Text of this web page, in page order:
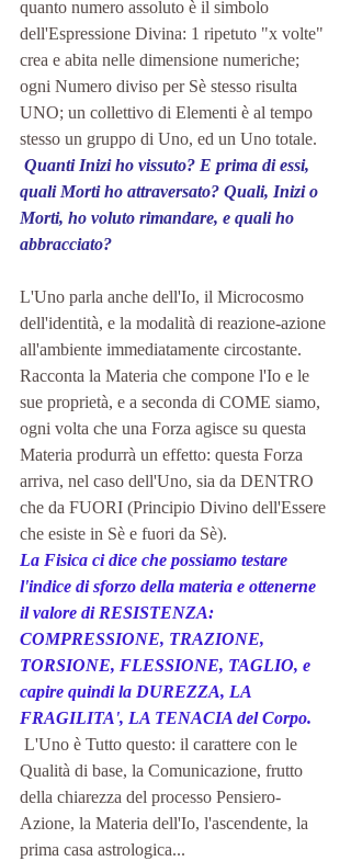
quanto numero assoluto è il simbolo
dell'Espressione Divina: 1 ripetuto "x volte"
crea e abita nelle dimensione numeriche;
ogni Numero diviso per Sè stesso risulta
UNO; un collettivo di Elementi è al tempo
stesso un gruppo di Uno, ed un Uno totale.
quali Morti ho attraversato? Quali, Inizi o
Morti, ho voluto rimandare, e quali ho
abbracciato?
L'Uno parla anche dell'Io, il Microcosmo
dell'identità, e la modalità di reazione-azione
all'ambiente immediatamente circostante.
Racconta la Materia che compone l'Io e le
sue proprietà, e a seconda di COME siamo,
ogni volta che una Forza agisce su questa
Materia produrrà un effetto: questa Forza
arriva, nel caso dell'Uno, sia da DENTRO
che da FUORI (Principio Divino dell'Essere
che esiste in Sè e fuori da Sè).
La Fisica ci dice che possiamo testare
l'indice di sforzo della materia e ottenerne
il valore di RESISTENZA:
COMPRESSIONE, TRAZIONE,
TORSIONE, FLESSIONE, TAGLIO, e
capire quindi la DUREZZA, LA
FRAGILITA', LA TENACIA del Corpo.
Qualità di base, la Comunicazione, frutto
della chiarezza del processo Pensiero-
Azione, la Materia dell'Io, l'ascendente, la
prima casa astrologica...